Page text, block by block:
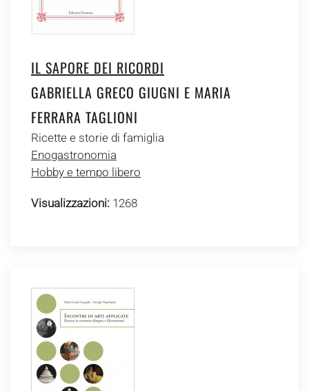
IL SAPORE DEI RICORDI
GABRIELLA GRECO GIUGNI E MARIA
FERRARA TAGLIONI
Ricette e storie di famiglia
Enogastronomia
Hobby e tempo libero
Visualizzazioni: 1268